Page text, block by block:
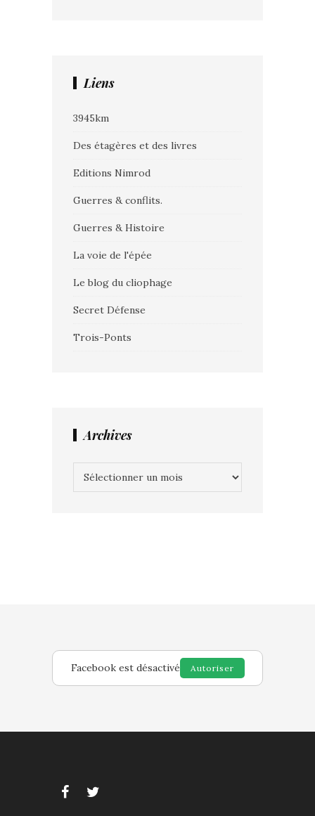
Liens
3945km
Des étagères et des livres
Editions Nimrod
Guerres & conflits.
Guerres & Histoire
La voie de l'épée
Le blog du cliophage
Secret Défense
Trois-Ponts
Archives
Facebook est désactivé Autoriser